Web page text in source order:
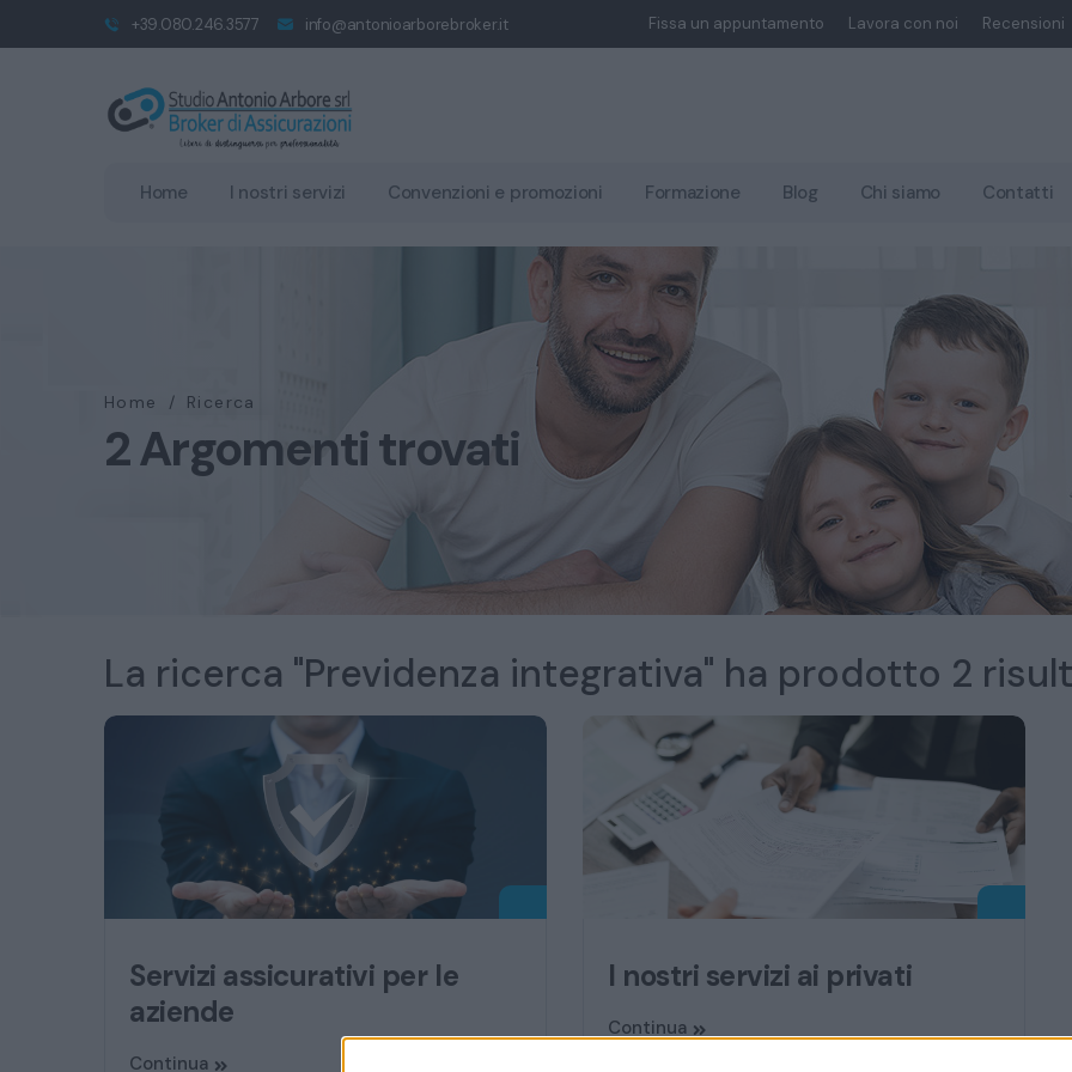
+39.080.246.3577 info@antonioarborebroker.it Fissa un appuntamento Lavora con noi Recensioni
Home I nostri servizi Convenzioni e promozioni Formazione Blog Chi siamo Contatti
Home / Ricerca
2 Argomenti trovati
La ricerca "Previdenza integrativa" ha prodotto 2
Servizi assicurativi per le
aziende
Continua
I nostri servizi ai privati
Continua